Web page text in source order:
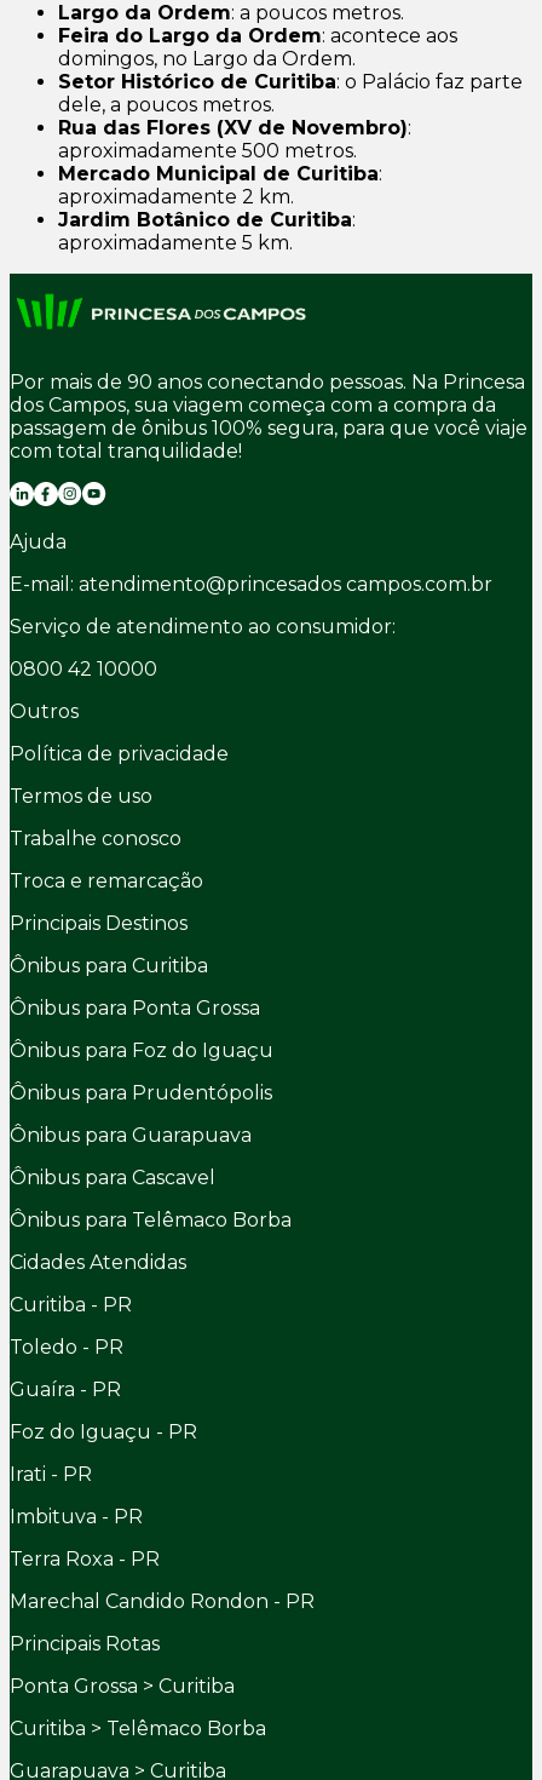
Largo da Ordem: a poucos metros.
Feira do Largo da Ordem: acontece aos
domingos, no Largo da Ordem.
Setor Histórico de Curitiba: o Palácio faz parte
dele, a poucos metros.
Rua das Flores (XV de Novembro):
aproximadamente 500 metros.
Mercado Municipal de Curitiba:
aproximadamente 2 km.
Jardim Botânico de Curitiba:
aproximadamente 5 km.
Por mais de 90 anos conectando pessoas. Na Princesa
dos Campos, sua viagem começa com a compra da
passagem de ônibus 100% segura, para que você viaje
com total tranquilidade!
Ajuda
E-mail: atendimento@princesados campos.com.br
Serviço de atendimento ao consumidor:
0800 42 10000
Outros
Política de privacidade
Termos de uso
Trabalhe conosco
Troca e remarcação
Principais Destinos
Ônibus para Curitiba
Ônibus para Ponta Grossa
Ônibus para Foz do Iguaçu
Ônibus para Prudentópolis
Ônibus para Guarapuava
Ônibus para Cascavel
Ônibus para Telêmaco Borba
Cidades Atendidas
Curitiba - PR
Toledo - PR
Guaíra - PR
Foz do Iguaçu - PR
Irati - PR
Imbituva - PR
Terra Roxa - PR
Marechal Candido Rondon - PR
Principais Rotas
Ponta Grossa > Curitiba
Curitiba > Telêmaco Borba
Guarapuava > Curitiba